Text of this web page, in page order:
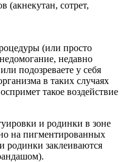
(акнекутан, сотрет,
(или просто
недавно
подозреваете у себя
в таких случаях
такое воздействие
и родинки в зоне
на пигментированных
родинки заклеиваются